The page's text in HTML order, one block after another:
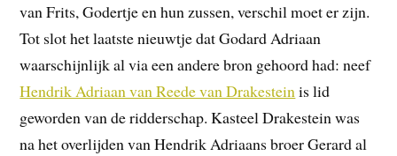
van Frits, Godertje en hun zussen, verschil moet er zijn.
Tot slot het laatste nieuwtje dat Godard Adriaan
waarschijnlijk al via een andere bron gehoord had: neef
Hendrik Adriaan van Reede van Drakesteinis lid
geworden van de ridderschap. Kasteel Drakestein was
na het overlijden van Hendrik Adriaans broer Gerard al